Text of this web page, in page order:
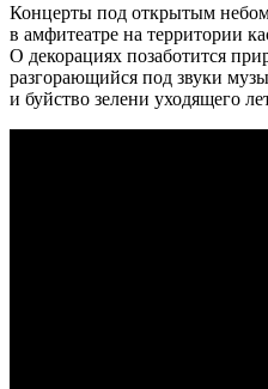
Концерты под открытым небом
в амфитеатре на территории
О декорациях позаботится
разгорающийся под звуки
и буйство зелени уходящего